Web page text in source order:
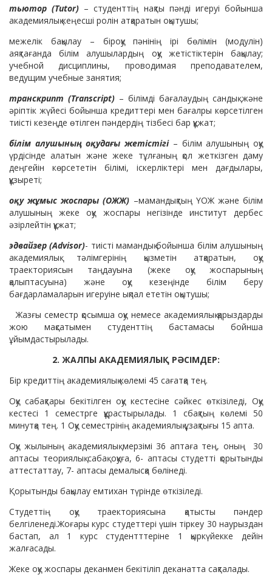
тьютор (Tutor) – студенттің нақты пәнді игеруі бойынша
академиялық кеңесші ролін атқаратын оқытушы;
межелік бақылау – біроқу пәнінің ірі бөлімін (модулін)
аяқтағанда білім алушылардың оқу жетістіктерін бақылау;
учебной дисциплины, проводимая преподавателем,
ведущим учебные занятия;
транскрипт (Transcript) – білімді бағалаудың сандық және
әріптік жүйесі бойынша кредиттері мен бағалры көрсетілген
тиісті кезеңде өтілген пәндердің тізбесі бар құжат;
білім алушының оқудағы жетістігі– білім алушының оқу
үрдісінде алатын және жеке тұлғаның қол жеткізген даму
деңгейін көрсететін білімі, іскерліктері мен дағдылары,
құзыреті;
оқу жұмыс жоспары (ОЖЖ) –мамандықтың ҮОЖ және білім
алушының жеке оқу жоспары негізінде институт дербес
әзірлейтін құжат;
эдвайзер (Advisor)- тиісті мамандық бойынша білім алушының
академиялық тәлімгерінің қызметін атқаратын, оқу
траекториясын таңдауына (жеке оқу жоспарының
қалыптасуына) және оқу кезеңінде білім беру
бағдарламаларын игеруіне ықпал ететін оқытушы;
Жазғы семестр қосымша оқу немесе академиялық қарыздарды
жою мақсатымен студенттің бастамасы бойнша
ұйымдастырылады.
2. ЖАЛПЫ АКАДЕМИЯЛЫҚ РӘСІМДЕР:
Бір кредиттің академиялық көлемі 45 сағатқа тең.
Оқу сабақтары бекітілген оқу кестесіне сәйкес өткізіледі, Оқу
кестесі 1 семестрге құрастырылады. 1 сбақтың көлемі 50
минутқа тең. 1 Оқу семестрінің академиялық ұзақтығы 15 апта.
Оқу жылының академиялық мерзімі 36 аптаға тең, оның 30
аптасы теориялық сабақ оқуға, 6- аптасы студетті қорытынды
аттестаттау, 7- аптасы демалысқа бөлінеді.
Қорытынды бақылау емтихан түрінде өткізіледі.
Студеттің оқу траекториясына қатысты пәндер
белгіленеді.Жоғары курс студеттері үшін тіркеу 30 наурыздан
бастап, ал 1 курс студентттеріне 1 қыркүйекке дейін
жалғасады.
Жеке оқу жоспары деканмен бекітіліп деканатта сақталады.